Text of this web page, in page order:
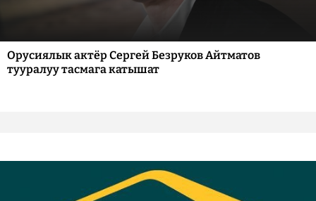
Орусиялык актёр Сергей Безруков Айтматов
тууралуу тасмага катышат